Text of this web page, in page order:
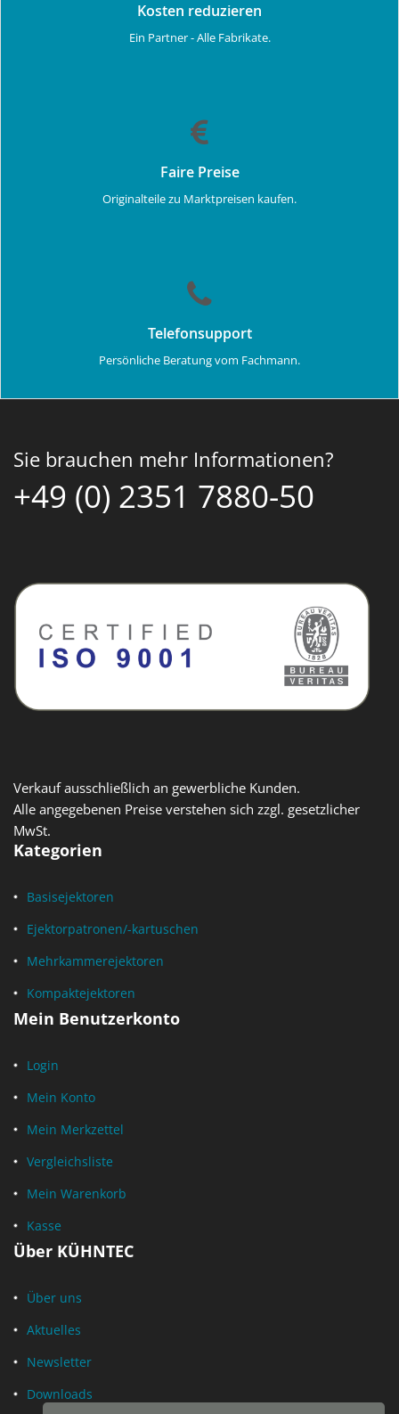
Kosten reduzieren
Ein Partner - Alle Fabrikate.
Faire Preise
Originalteile zu Marktpreisen kaufen.
Telefonsupport
Persönliche Beratung vom Fachmann.
Sie brauchen mehr Informationen?
+49 (0) 2351 7880-50
Verkauf ausschließlich an gewerbliche Kunden.
Alle angegebenen Preise verstehen sich zzgl. gesetzlicher
MwSt.
Kategorien
Basisejektoren
Ejektorpatronen/-kartuschen
Mehrkammerejektoren
Kompaktejektoren
Mein Benutzerkonto
Login
Mein Konto
Mein Merkzettel
Vergleichsliste
Mein Warenkorb
Kasse
Über KÜHNTEC
Über uns
Aktuelles
Newsletter
Downloads